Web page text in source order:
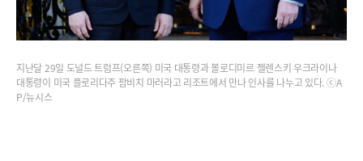
지난달 29일 도널드 트럼프(오른쪽) 미국 대통령과 볼로디미르 젤렌스키 우크라이나
대통령이 미국 플로리다주 팜비치 마러라고 리조트에서 만나 인사를 나누고 있다. ⓒA
P/뉴시스